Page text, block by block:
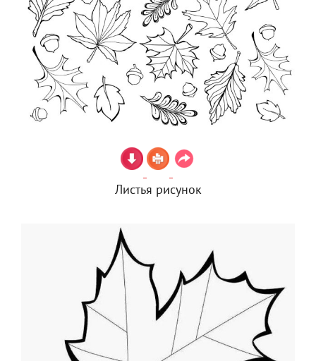
Листья рисунок